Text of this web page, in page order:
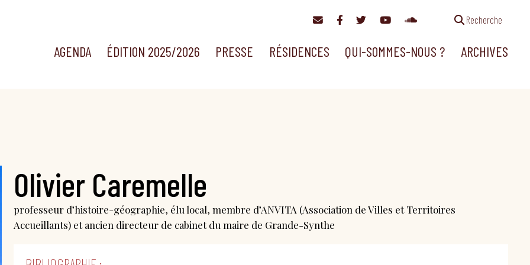
Recherche
AGENDA ÉDITION 2025/2026 PRESSE RÉSIDENCES QUI-SOMMES-NOUS ? ARCHIVES
Olivier Caremelle
professeur d’histoire-géographie, élu local, membre d’ANVITA (Association de Villes et Territoires
Accueillants) et ancien directeur de cabinet du maire de Grande-Synthe